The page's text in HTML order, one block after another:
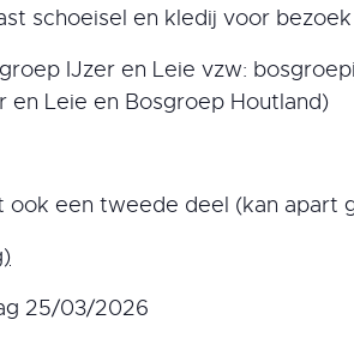
schoeisel en kledij voor
IJzer en Leie vzw:
en Leie en Bosgroep Houtland)
ook een tweede deel (kan apart
25/03/2026